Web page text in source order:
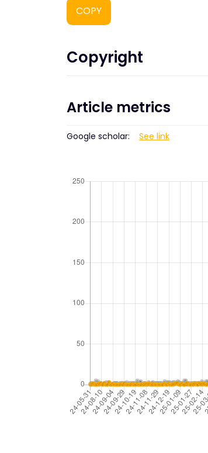
COPY
Copyright
Article metrics
Google scholar: See link